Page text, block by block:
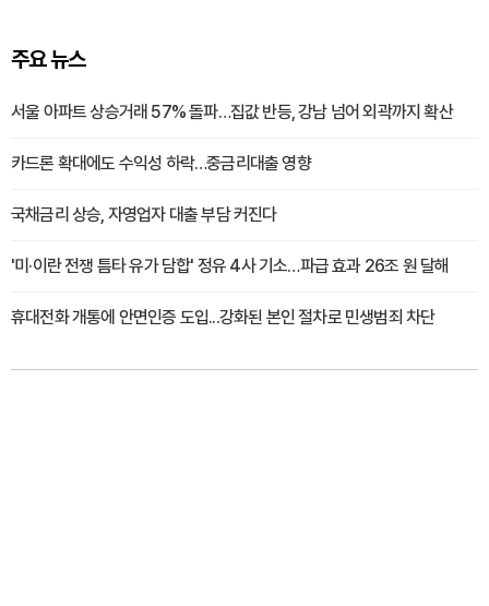
주요 뉴스
서울 아파트 상승거래 57% 돌파…집값 반등, 강남 넘어 외곽까지 확산
카드론 확대에도 수익성 하락…중금리대출 영향
국채금리 상승, 자영업자 대출 부담 커진다
'미·이란 전쟁 틈타 유가 담합' 정유 4사 기소…파급 효과 26조 원 달해
휴대전화 개통에 안면인증 도입...강화된 본인 절차로 민생범죄 차단